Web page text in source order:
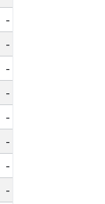
-
-
-
-
-
-
-
-